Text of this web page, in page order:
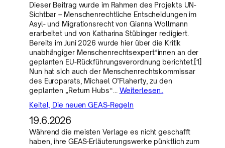
Dieser Beitrag wurde im Rahmen des Projekts UN-
Sichtbar – Menschenrechtliche Entscheidungen im
Asyl- und Migrationsrecht von Gianna Wollmann
erarbeitet und von Katharina Stübinger redigiert.
Bereits im Juni 2026 wurde hier über die Kritik
unabhängiger Menschenrechtsexpert*innen an der
geplanten EU-Rückführungsverordnung berichtet.[1]
Nun hat sich auch der Menschenrechtskommissar
des Europarats, Michael O’Flaherty, zu den
geplanten „Return Hubs“… Weiterlesen..
Keitel, Die neuen GEAS-Regeln
19.6.2026
Während die meisten Verlage es nicht geschafft
haben, ihre GEAS-Erläuterungswerke pünktlich zum